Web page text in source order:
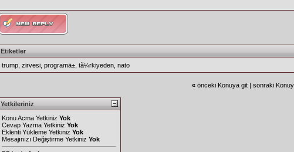
Etiketler
trump zirvesi programä± tã¼rkiyeden nato
« önceki Konuya git| sonraki
Yetkileriniz
Konu Acma Yetkiniz Yok
Cevap Yazma Yetkiniz Yok
Eklenti Yükleme Yetkiniz Yok
Mesajınızı Değiştirme Yetkiniz Yok